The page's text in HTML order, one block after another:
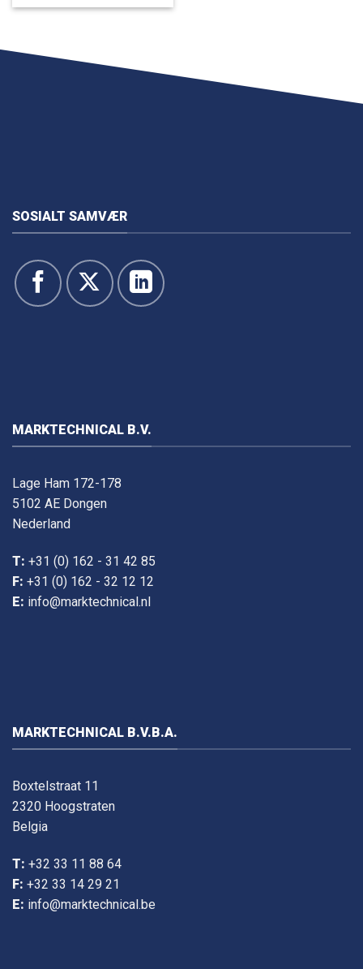
SOSIALT SAMVÆR
MARKTECHNICAL B.V.
Lage Ham 172-178
5102 AE Dongen
Nederland
T: +31 (0) 162 - 31 42 85
F: +31 (0) 162 - 32 12 12
E: info@marktechnical.nl
MARKTECHNICAL B.V.B.A.
Boxtelstraat 11
2320 Hoogstraten
Belgia
T: +32 33 11 88 64
F: +32 33 14 29 21
E: info@marktechnical.be